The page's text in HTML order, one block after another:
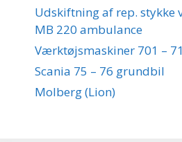
Udskiftning af rep. stykke
MB 220 ambulance
Værktøjsmaskiner 701 –
Scania 75 – 76 grundbil
Molberg (Lion)